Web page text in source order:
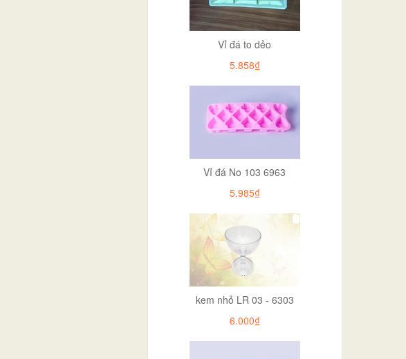
Vỉ đá to dẻo
5.858₫
Vỉ đá No 103 6963
5.985₫
kem nhỏ LR 03 - 6303
6.000₫